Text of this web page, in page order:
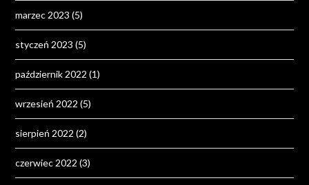
marzec 2023 (5)
styczeń 2023 (5)
październik 2022 (1)
wrzesień 2022 (5)
sierpień 2022 (2)
czerwiec 2022 (3)